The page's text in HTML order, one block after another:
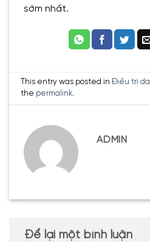
sớm nhất.
This entry was posted inĐiều trị da
the permalink.
ADMIN
Để lại một bình luận